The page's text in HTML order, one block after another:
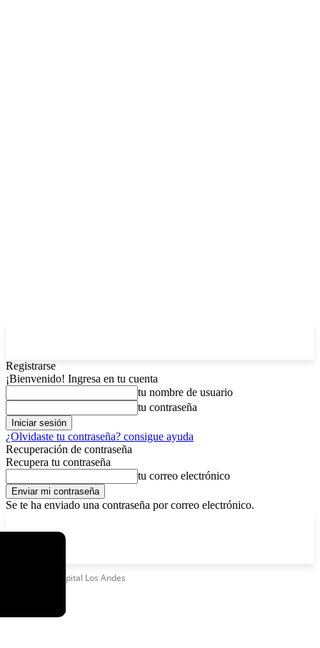
Registrarse
¡Bienvenido! Ingresa en tu cuenta
tu nombre de usuario
tu contraseña
¿Olvidaste tu contraseña? consigue ayuda
Recuperación de contraseña
Recupera tu contraseña
tu correo electrónico
Se te ha enviado una contraseña por correo electrónico.
Hospital Los Andes